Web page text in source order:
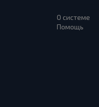
О системе
Помощь